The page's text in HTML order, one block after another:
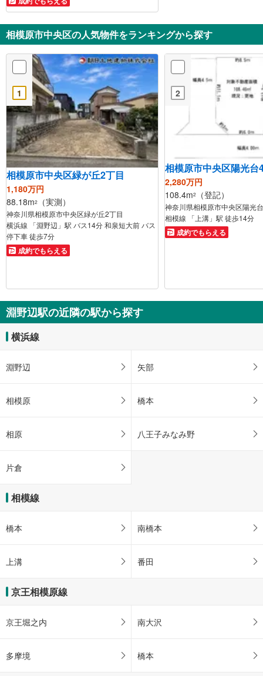
相模原市中央区の人気物件をランキングから探す
1
相模原市中央区緑が丘2丁目
1,180万円
88.18m2 （実測）
神奈川県相模原市中央区緑が丘2丁目
横浜線 「淵野辺」駅 バス14分 和泉短大前 バス
停下車 徒歩7分
成約でもらえる
2
相模原市中央区陽光台
2,280万円
108.4m2 （登記）
神奈川県相模原市中央区陽光
相模線 「上溝」駅 徒歩14分
成約でもらえる
淵野辺駅の近隣の駅から探す
横浜線
淵野辺 矢部
相模原 橋本
相原 八王子みなみ野
片倉
相模線
橋本 南橋本
上溝 番田
京王相模原線
京王堀之内 南大沢
多摩境 橋本